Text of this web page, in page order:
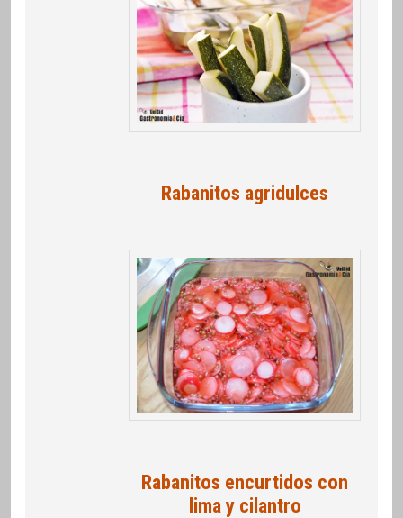
Rabanitos agridulces
Rabanitos encurtidos con
lima y cilantro